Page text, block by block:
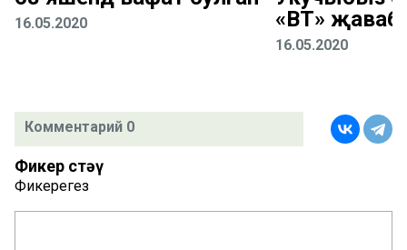
16.05.2020
«ВТ»
16.05.2020
Комментарий 0
Фикер өстәү
Фикерегез